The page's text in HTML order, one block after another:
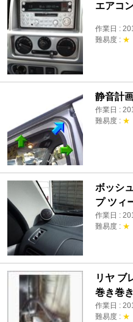
エアコ
作業日 :
難易度 : ★
静音計
作業日 :
難易度 : ★
ボッシ
プ ツィ
作業日 :
難易度 : ★
リヤ ブ
巻き巻
作業日 :
難易度 : ★